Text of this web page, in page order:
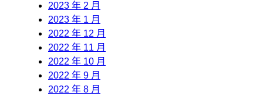
2023 年 2 月
2023 年 1 月
2022 年 12 月
2022 年 11 月
2022 年 10 月
2022 年 9 月
2022 年 8 月